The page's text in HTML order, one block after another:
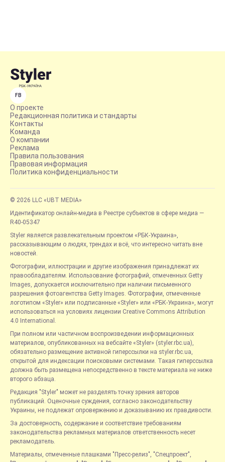
FB
О проекте
Редакционная политика и стандарты
Контакты
Команда
О компании
Реклама
Правила пользования
Правовая информация
Политика конфиденциальности
© 2026 LLC «UBT MEDIA»
Идентификатор онлайн-медиа в Реестре субъектов в сфере медиа —
R40-05347
Styler является развлекательным проектом «РБК-Украина»,
рассказывающим о людях, трендах и всё, что интересно читать вне
новостей.
Фотографии, иллюстрации и другие изображения принадлежат их
правообладателям. Использование фотографий, отмеченных Getty
Images, допускается исключительно при наличии письменного
разрешения фотоагентства Getty Images. Фотографии, отмеченные
логотипом «Styler» или подписанные «Styler» или «РБК-Украина», могут
использоваться на условиях лицензии Creative Commons Attribution
4.0 International.
При полном или частичном воспроизведении информационных
материалов, опубликованных на вебсайте «Styler» (styler.rbc.ua),
обязательно размещение активной гиперссылки на styler.rbc.ua,
открытой для индексации поисковыми системами. Такая гиперссылка
должна быть размещена непосредственно в тексте материала не ниже
второго абзаца.
Редакция "Styler" может не разделять точку зрения авторов
публикаций. Оценочные суждения, согласно законодательству
Украины, не подлежат опровержению и доказыванию их правдивости.
За достоверность, содержание и соответствие требованиям
законодательства рекламных материалов ответственность несет
рекламодатель.
Материалы, отмеченные плашками "Пресс-релиз", "Спецпроект",